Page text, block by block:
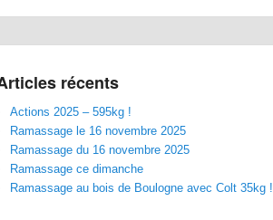
récents
Actions 2025 – 595kg !
Ramassage le 16 novembre 2025
Ramassage du 16 novembre 2025
Ramassage ce dimanche
Ramassage au bois de Boulogne avec Colt 35kg !